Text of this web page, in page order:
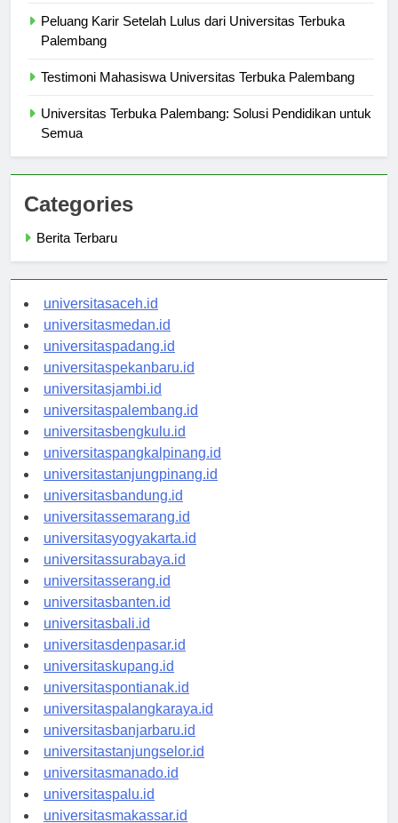
Peluang Karir Setelah Lulus dari Universitas Terbuka
Universitas Terbuka Palembang: Solusi Pendidikan untuk
Categories
universitasaceh.id
universitasmedan.id
universitaspadang.id
universitaspekanbaru.id
universitasjambi.id
universitaspalembang.id
universitasbengkulu.id
universitaspangkalpinang.id
universitastanjungpinang.id
universitasbandung.id
universitassemarang.id
universitasyogyakarta.id
universitassurabaya.id
universitasserang.id
universitasbanten.id
universitasbali.id
universitasdenpasar.id
universitaskupang.id
universitaspontianak.id
universitaspalangkaraya.id
universitasbanjarbaru.id
universitastanjungselor.id
universitasmanado.id
universitaspalu.id